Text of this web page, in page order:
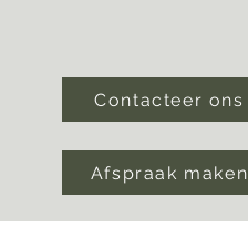
Contacteer ons
Afspraak maken